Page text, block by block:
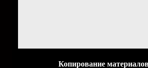
Копирование